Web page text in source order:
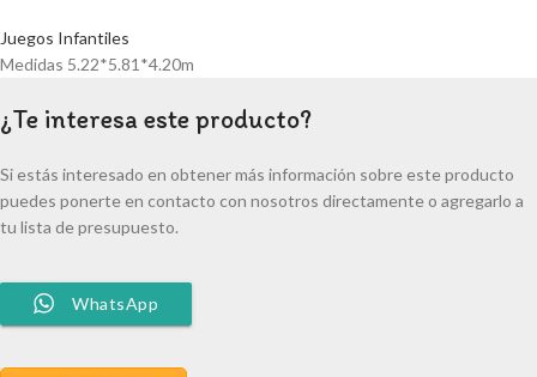
Juegos Infantiles
Medidas 5.22*5.81*4.20m
¿Te interesa este producto?
Si estás interesado en obtener más información sobre este producto
puedes ponerte en contacto con nosotros directamente o agregarlo a
tu lista de presupuesto.
WhatsApp